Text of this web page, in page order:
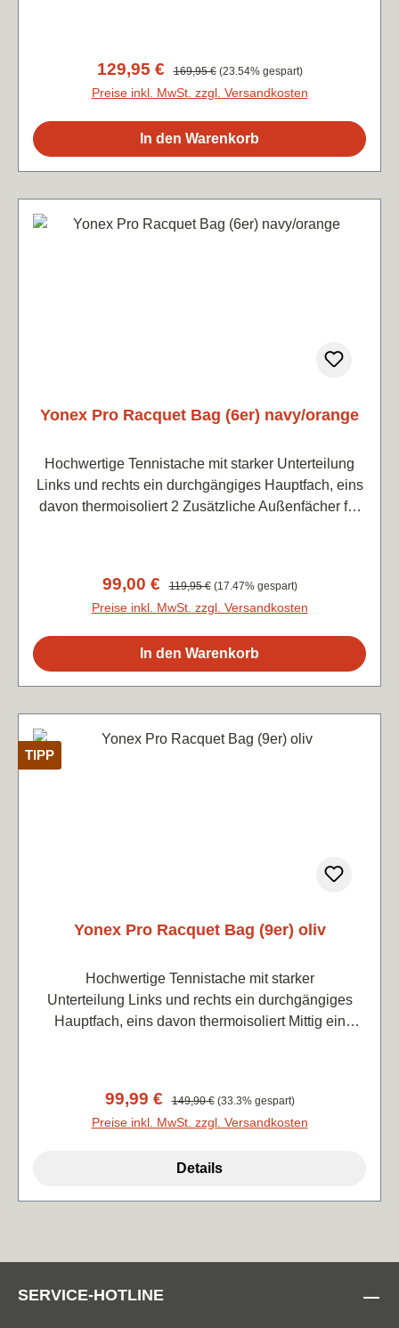
Kleinbedarf.RucksackfunktionMaße: 78x46x34
cmFarbe blau/orange (Zur Percept Sonderserie
"midnight navy")
Verkaufspreis:
129,95 € Regulärer Preis:
169,95 € (23.54% gespart)
Preise inkl. MwSt. zzgl. Versandkosten
In den Warenkorb
Yonex Pro Racquet Bag (6er) navy/orange
Hochwertige Tennistache mit starker Unterteilung
Links und rechts ein durchgängiges Hauptfach, eins
davon thermoisoliert 2 Zusätzliche Außenfächer für
Verkaufspreis:
99,00 € Regulärer Preis:
119,95 € (17.47% gespart)
Preise inkl. MwSt. zzgl. Versandkosten
In den Warenkorb
TIPP
Yonex Pro Racquet Bag (9er) oliv
Hochwertige Tennistache mit starker
Unterteilung Links und rechts ein durchgängiges
Hauptfach, eins davon thermoisoliert Mittig ein
cm Farbe nach Wahl
Verkaufspreis:
99,99 € Regulärer Preis:
149,90 € (33.3% gespart)
Preise inkl. MwSt. zzgl. Versandkosten
Details
SERVICE-HOTLINE